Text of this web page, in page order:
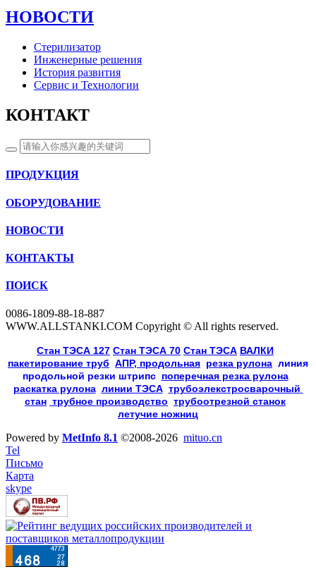
НОВОСТИ
Стерилизатор
Инженерные решения
История развития
Сервис и Технологии
КОНТАКТ
ПРОДУКЦИЯ
ОБОРУДОВАНИЕ
НОВОСТИ
КОНТАКТЫ
ПОИСК
0086-1809-88-18-887
WWW.ALLSTANKI.COM Copyright © All rights reserved.
Cтан ТЭСА 127 Cтан ТЭСА 70 Cтан ТЭСА ВАЛКИ
пакетирование труб АПР, продольная резка рулона линия
продольной резки штрипс, поперечная резка рулона
раскатка рулона, линии ТЭСА, трубоэлекстросварочный
стан трубное производство трубоотрезной станок
летучие ножниц
Powered by MetInfo 8.1 ©2008-2026 mituo.cn
Tel
Письмо
Карта
skype